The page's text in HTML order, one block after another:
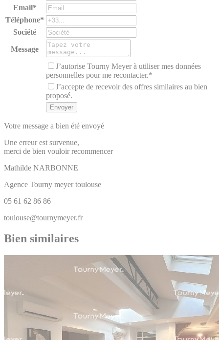
Email*
Téléphone*
Société
Message
J’autorise Tourny Meyer à utiliser mes données
personnelles pour me recontacter.*
J’accepte de recevoir des offres similaires au bien
proposé.
Votre message a bien été envoyé
Une erreur est survenue,
merci de bien vouloir recommencer
Mathilde NARBONNE
Agence Tourny meyer toulouse
05 61 62 86 86
toulouse@tournymeyer.fr
Bien similaires